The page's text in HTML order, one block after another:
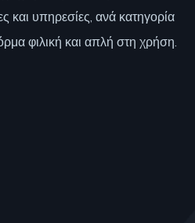
και υπηρεσίες, ανά κατηγορία
φιλική και απλή στη χρήση.